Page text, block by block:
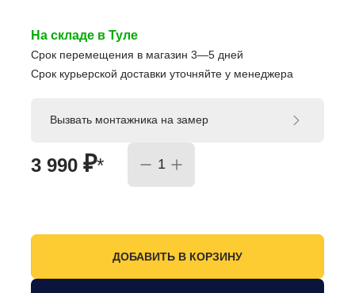
На складе в Туле
Срок перемещения в магазин 3—5 дней
Срок курьерской доставки уточняйте у менеджера
3 990 ₽*
Вызвать монтажника на замер